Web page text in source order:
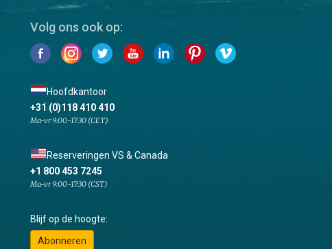
Volg ons ook op:
Hoofdkantoor
+31 (0)118 410 410
Ma-vr 9:00-17:30 (CET)
Reserveringen VS & Canada
+1 800 453 7245
Ma-vr 9:00-17:30 (CST)
Blijf op de hoogte:
Abonneren